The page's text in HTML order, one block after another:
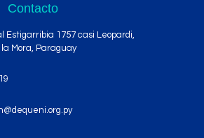
Contacto
Estigarribia 1757 casi Leopardi,
Mora, Paraguay